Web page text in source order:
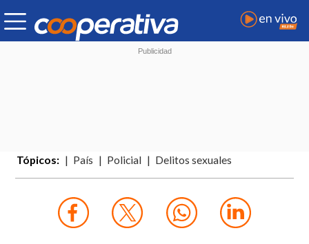
Tópicos: País Policial Delitos sexuales